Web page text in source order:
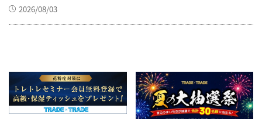
2026/08/03